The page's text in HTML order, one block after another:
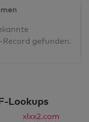
Record gefunden.
Lookups
xlxx2.com